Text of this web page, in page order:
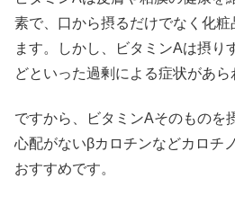
素で、口から摂るだけでなく化
ます。しかし、ビタミンAは摂り
どといった過剰による症状があら
ですから、ビタミンAそのものを
心配がないβカロチンなどカロチ
おすすめです。